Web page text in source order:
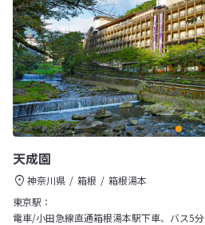
天成園
神奈川県 箱根
箱根湯本
東京駅：
電車/小田急線直通箱根湯本駅下車、バス5分